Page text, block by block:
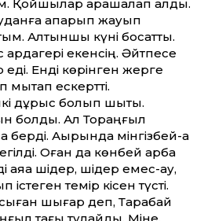
Қойшылар арашалап алды.
апарып жауып
Алтыншы күні босатты.
ардагері екенсің. Әйтпесе
Енді көрінген жерге
ескертті.
дұрыс болып шықты.
болдық. Ал Тораңғыл
берді. Ақырында мінгізбей-ақ
Оған да көнбей арба
шідер, шідер емес-ау,
істеген темір кісен түсті.
шығар деп, Тарақбай